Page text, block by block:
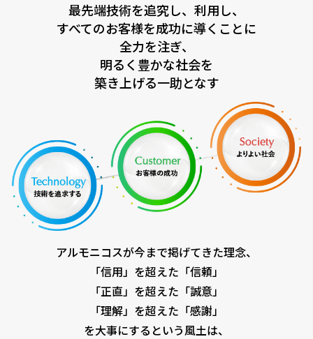
最先端技術を追究し、利用し、
すべてのお客様を成功に導くことに
全力を注ぎ、
明るく豊かな社会を
築き上げる一助となす
アルモニコスが今まで掲げてきた理念、
「信用」を超えた「信頼」
「正直」を超えた「誠意」
「理解」を超えた「感謝」
を大事にするという風土は、